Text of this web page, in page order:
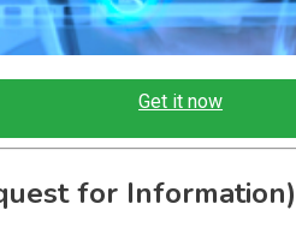
Get it now
for Information)